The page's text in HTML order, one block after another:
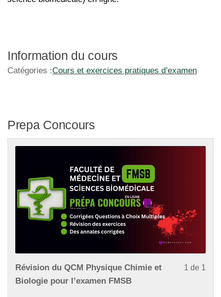
Information du cours
Catégories :Cours et exercices pratiques d’examen
Prepa Concours
1 de 1
Révision du QCM Physique Chimie et
Biologie pour l’examen FMSB